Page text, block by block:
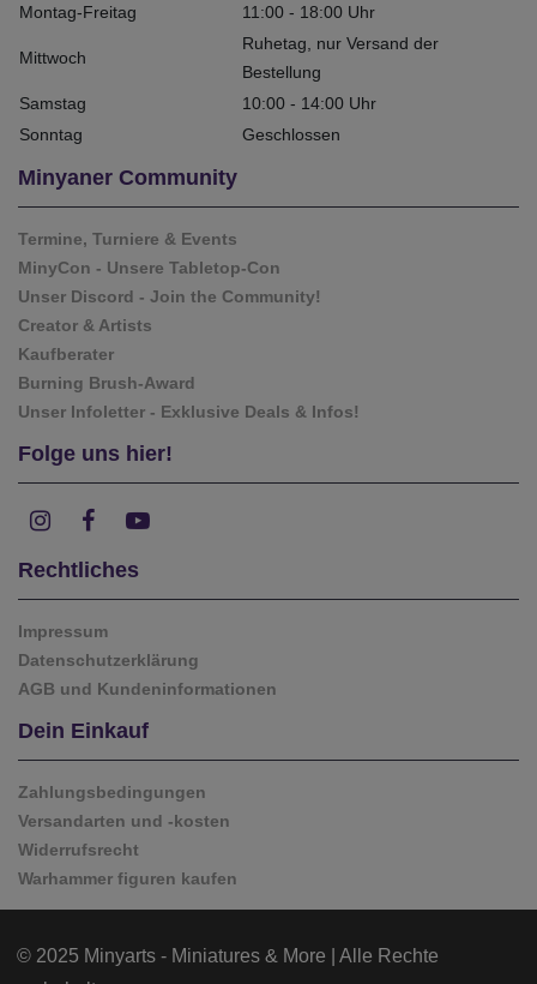
Montag-Freitag 11:00 - 18:00 Uhr
Mittwoch
Ruhetag, nur Versand der
Bestellung
Samstag
10:00 - 14:00 Uhr
Sonntag
Geschlossen
Minyaner Community
Termine, Turniere & Events
MinyCon - Unsere Tabletop-Con
Unser Discord - Join the Community!
Creator & Artists
Kaufberater
Burning Brush-Award
Unser Infoletter - Exklusive Deals & Infos!
Folge uns hier!
Rechtliches
Impressum
Datenschutzerklärung
AGB und Kundeninformationen
Dein Einkauf
Zahlungsbedingungen
Versandarten und -kosten
Widerrufsrecht
Warhammer figuren kaufen
© 2025 Minyarts - Miniatures & More | Alle Rechte